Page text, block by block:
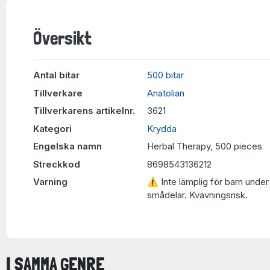
Översikt
Antal bitar
500 bitar
Tillverkare
Anatolian
Tillverkarens artikelnr.
3621
Kategori
Krydda
Engelska namn
Herbal Therapy, 500 pieces
Streckkod
8698543136212
Varning
⚠ Inte lämplig för barn under
smådelar. Kvävningsrisk.
I SAMMA GENRE